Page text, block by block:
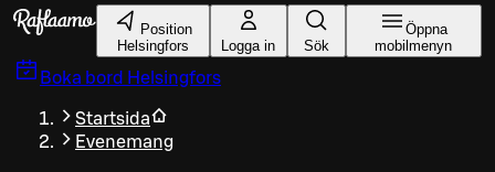
Gå till huvudinnehållet
Position
Helsingfors
Logga in Sök
Öppna
mobilmenyn
Boka bord Helsingfors
Startsida
Evenemang